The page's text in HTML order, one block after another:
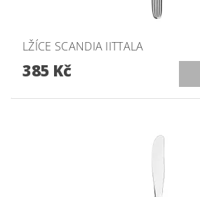
LŽÍCE SCANDIA IITTALA
385 Kč